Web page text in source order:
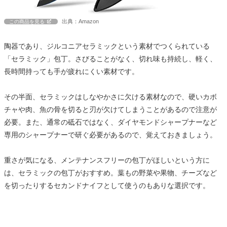
この商品を見る 出典：Amazon
陶器であり、ジルコニアセラミックという素材でつくられている
「セラミック」包丁。さびることがなく、切れ味も持続し、軽く、
長時間持っても手が疲れにくい素材です。
その半面、セラミックはしなやかさに欠ける素材なので、硬いカボ
チャや肉、魚の骨を切ると刃が欠けてしまうことがあるので注意が
必要。また、通常の砥石ではなく、ダイヤモンドシャープナーなど
専用のシャープナーで研ぐ必要があるので、覚えておきましょう。
重さが気になる、メンテナンスフリーの包丁がほしいという方に
は、セラミックの包丁がおすすめ。葉もの野菜や果物、チーズなど
を切ったりするセカンドナイフとして使うのもありな選択です。